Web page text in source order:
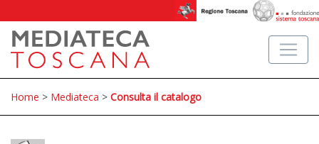
Home > Mediateca > Consulta il catalogo